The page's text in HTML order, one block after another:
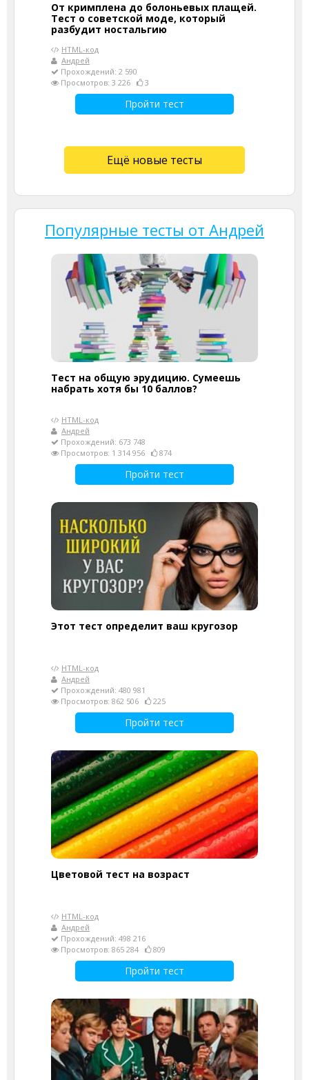
От кримплена до болоньевых плащей.
Тест о советской моде, который
разбудит ностальгию
HTML-код
Андрей
Прохождений: 2 590
Просмотров: 3 226
3
Пройти тест
Ещё новые тесты
Популярные тесты от Андрей
Тест на общую эрудицию. Сумеешь
набрать хотя бы 10 баллов?
HTML-код
Андрей
Прохождений: 673 748
Просмотров: 1 314 956
874
Пройти тест
Этот тест определит ваш кругозор
HTML-код
Андрей
Прохождений: 480 981
Просмотров: 862 506
225
Пройти тест
Цветовой тест на возраст
HTML-код
Андрей
Прохождений: 498 216
Просмотров: 865 284
809
Пройти тест